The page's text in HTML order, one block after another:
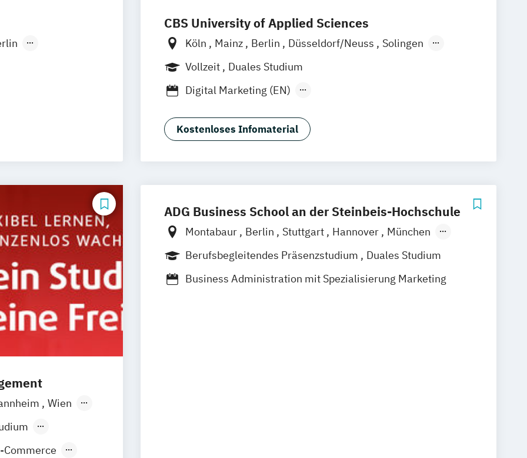
CBS University of Applied Sciences
Köln Mainz Berlin Düsseldorf/Neuss
Solingen
Hamburg
Rheine Rostock
Vollzeit
Duales Studium
Digital Marketing (EN)
Management (dual)
General Management-Spezialisierung Digital Marketing
Medien- und Eventmanagement (dual)
Kostenloses Infomaterial
Wien
Commerce
ADG Business School an der Steinbeis-Hochschule
Montabaur Berlin Stuttgart Hannover
München
Dortmund
100 % digital
Berufsbegleitendes Präsenzstudium
Duales Studium
Business Administration mit Spezialisierung Marketing